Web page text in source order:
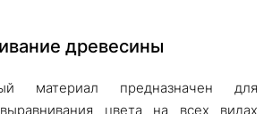
древесины
материал предназначен для
цвета на всех видах